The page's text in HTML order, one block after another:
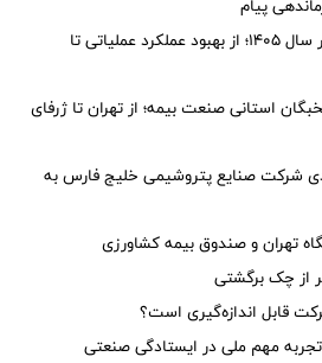
پیام
نقشه راه بانک پارسیان در سال ۱۴۰۵؛ از بهبود عملکرد عملیاتی تا
استانی صنعت بیمه؛ از تهران تا ژرفای
سرمایه ۲۵ درصدی شرکت صنایع پتروشیمی خلیج فارس به
تهران و صندوق بیمه كشاورزی
قابل اندازه‌گیری است؟
تجربه مهم ملی در ایستادگی صنعتی